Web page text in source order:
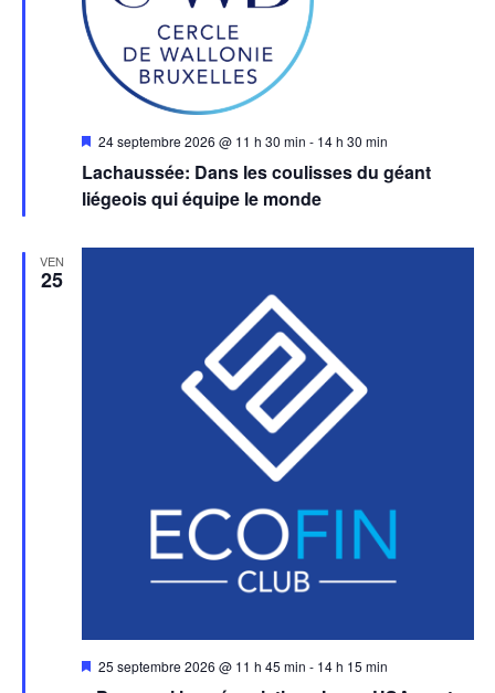
Lachaussée: Dans les coulisses du géant
liégeois qui équipe le monde
Mis
avant
24 septembre 2026 @ 11 h 30 min - 14 h 30 min
VEN
25
Mis
25 septembre 2026 @ 11 h 45 min - 14 h 15 min